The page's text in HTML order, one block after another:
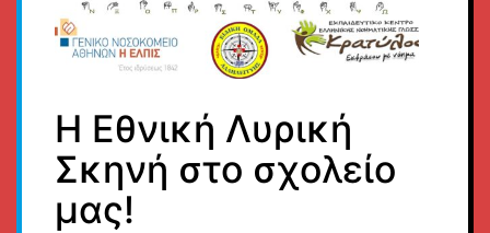
Η Εθνική Λυρική
Σκηνή στο σχολείο
μας!